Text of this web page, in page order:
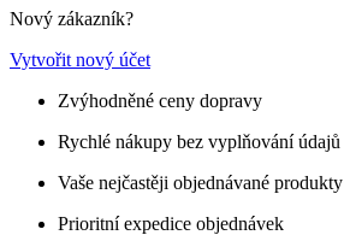
Nový zákazník?
Vytvořit nový účet
Zvýhodněné ceny dopravy
Rychlé nákupy bez vyplňování údajů
Vaše nejčastěji objednávané produkty
Prioritní expedice objednávek